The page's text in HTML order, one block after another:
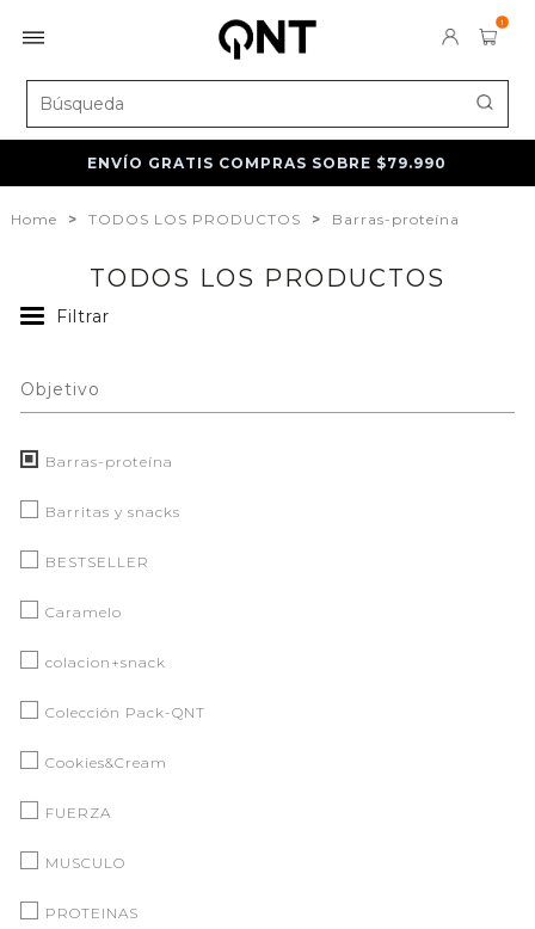
ENVÍO GRATIS COMPRAS SOBRE $79.990
1
Home > TODOS LOS PRODUCTOS > Barras-proteína
TODOS LOS PRODUCTOS
Filtrar
Objetivo
Barras-proteína
Barritas y snacks
BESTSELLER
Caramelo
colacion+snack
Colección Pack-QNT
Cookies&Cream
FUERZA
MUSCULO
PROTEINAS